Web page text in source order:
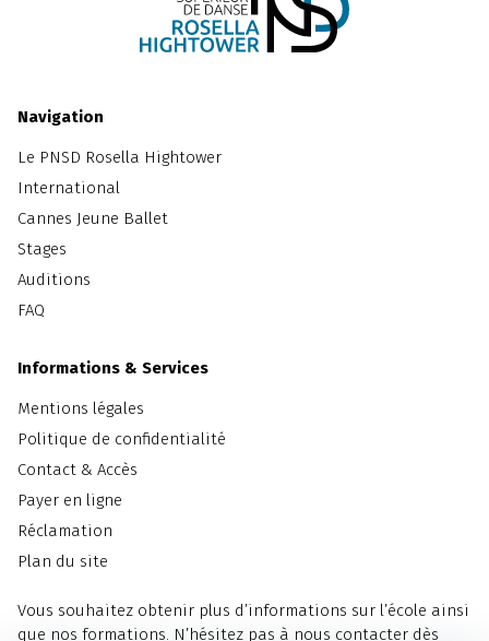
Navigation
Le PNSD Rosella Hightower
International
Cannes Jeune Ballet
Stages
Auditions
FAQ
Informations & Services
Mentions légales
Politique de confidentialité
Contact & Accès
Payer en ligne
Réclamation
Plan du site
Vous souhaitez obtenir plus d’informations sur l’école ainsi
que nos formations. N’hésitez pas à nous contacter dès